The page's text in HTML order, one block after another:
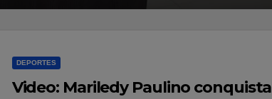
DEPORTES
Video: Mariledy Paulino conquista